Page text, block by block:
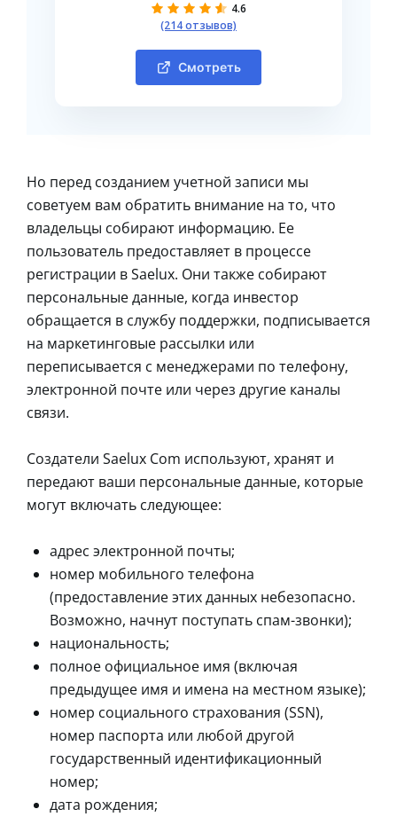
4.6
(214 отзывов)
Смотреть
Но перед созданием учетной записи мы
советуем вам обратить внимание на то, что
владельцы собирают информацию. Ее
пользователь предоставляет в процессе
регистрации в Saelux. Они также собирают
персональные данные, когда инвестор
обращается в службу поддержки, подписывается
на маркетинговые рассылки или
переписывается с менеджерами по телефону,
электронной почте или через другие каналы
связи.
Создатели Saelux Com используют, хранят и
передают ваши персональные данные, которые
могут включать следующее:
адрес электронной почты;
номер мобильного телефона
(предоставление этих данных небезопасно.
Возможно, начнут поступать спам-звонки);
национальность;
полное официальное имя (включая
предыдущее имя и имена на местном языке);
номер социального страхования (SSN),
номер паспорта или любой другой
государственный идентификационный
номер;
дата рождения;